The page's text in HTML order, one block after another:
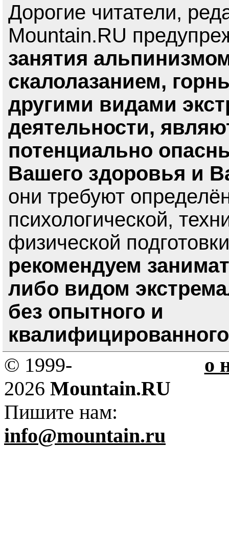
Дорогие читатели,
Mountain.RU
занятия
скалолазанием,
другими видами
деятельности,
потенциально
Вашего здоровья и
они требуют
психологической,
физической
рекомендуем
либо видом
без опытного и
© 1999-
2026 Mountain.RU
Пишите нам:
info@mountain.ru
о